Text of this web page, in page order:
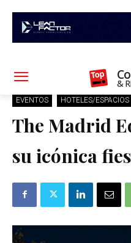
&
EVENTOS HOTELES/
The Madrid
su icónica